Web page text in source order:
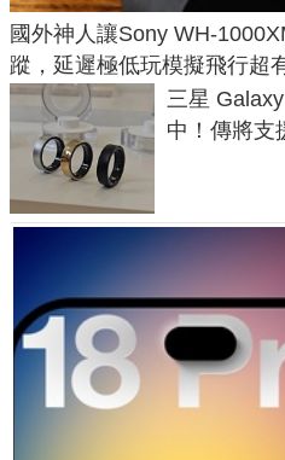
國外神人讓Sony WH-
蹤，延遲極低玩模擬飛行超
三星
中！傳將支